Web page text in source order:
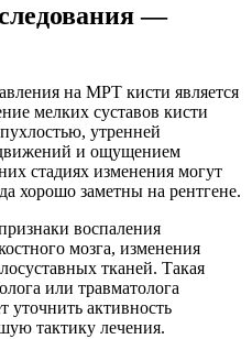
—
на МРТ кисти является
мелких суставов кисти
утренней
и ощущением
стадиях изменения могут
хорошо заметны на рентгене.
воспаления
мозга, изменения
тканей. Такая
или травматолога
уточнить активность
тактику лечения.